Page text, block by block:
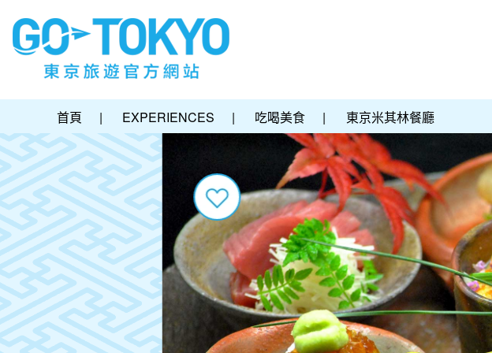
首頁 | EXPERIENCES | 吃喝美食 | 東京米其林餐廳